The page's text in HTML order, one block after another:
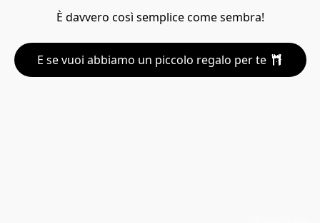
È davvero così semplice come sembra!
E se vuoi abbiamo un piccolo regalo per te 🎁